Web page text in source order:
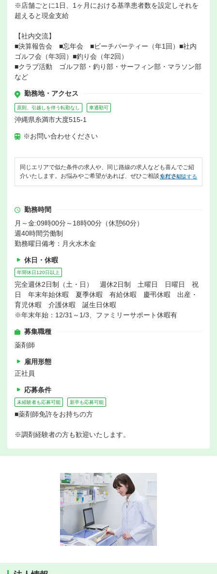
※店舗ごとに1日、1ヶ月における基準患者数を設定しそれを
超えると現金支給
【社内交流】
■決算報告会 ■忘年会 ■ビーチパーティー（年1回）■社内
ゴルフ会（年3回）■釣り会（年2回）
■クラブ活動 ゴルフ部・釣り部・サーフィン部・マラソン部
など
勤務地・アクセス
原則、引越しを伴う転勤なし 車通勤可
沖縄県糸満市大度515-1
※お問い合わせください
同じエリアで似た条件の求人や、同じ路線の求人なども喜んでご紹
介いたします。お悩みやご希望があれば、ぜひご相談ください。
無料で相談する
勤務時間
月～金:09時00分～18時00分（休憩60分）
週40時間労働制
勤務曜日備考：月火水木金
休日・休暇
年間休日120日以上
完全週休2日制（土・日） 週休2日制 土曜日 日曜日 祝
日 年末年始休暇 夏季休暇 有給休暇 慶弔休暇 出産・
育児休暇 介護休暇 誕生日休暇
※年末年始：12/31～1/3、ファミリーサポート休暇有
募集職種
薬剤師
雇用形態
正社員
応募条件
未経験者も応募可能 新卒も応募可能
■薬剤師免許をお持ちの方
※調剤経験者の方も歓迎いたします。